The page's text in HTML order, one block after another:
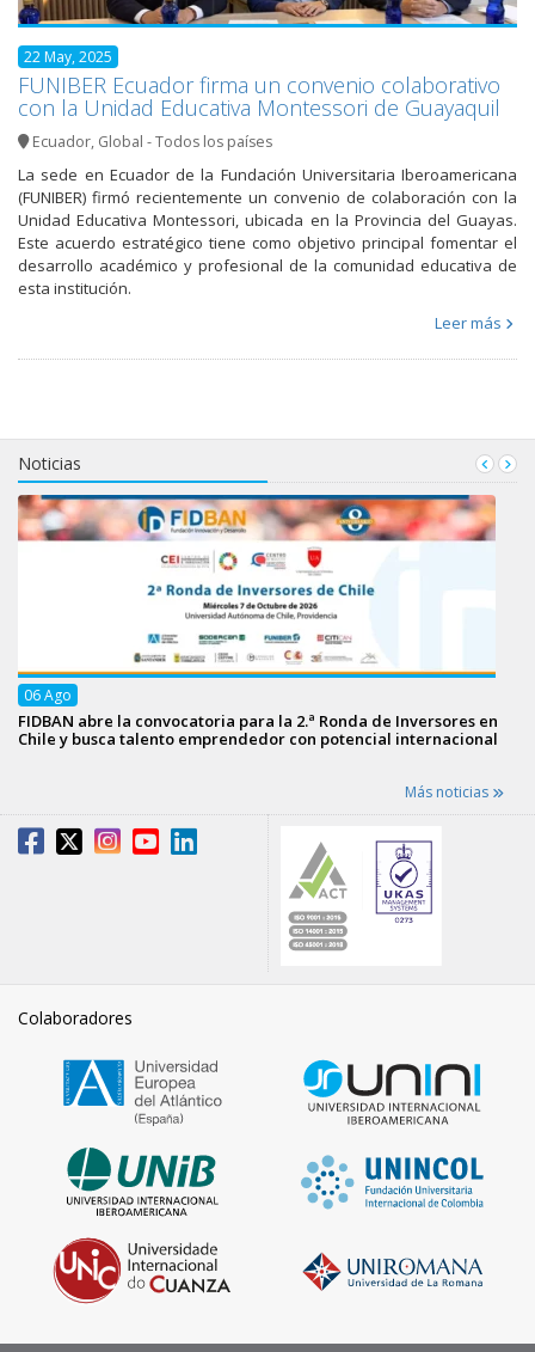
22 May, 2025
FUNIBER Ecuador firma un convenio colaborativo
con la Unidad Educativa Montessori de Guayaquil
Ecuador, Global - Todos los países
La sede en Ecuador de la Fundación Universitaria Iberoamericana
(FUNIBER) firmó recientemente un convenio de colaboración con la
Unidad Educativa Montessori, ubicada en la Provincia del Guayas.
Este acuerdo estratégico tiene como objetivo principal fomentar el
desarrollo académico y profesional de la comunidad educativa de
esta institución.
Leer más
Noticias
06Ago
FIDBAN abre la convocatoria para la 2.ª Ronda de Inversores en
Chile y busca talento emprendedor con potencial internacional
Más noticias
Colaboradores